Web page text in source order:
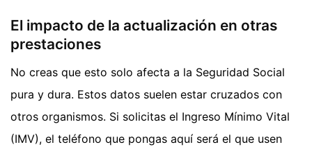
El impacto de la actualización en otras
prestaciones
No creas que esto solo afecta a la Seguridad Social
pura y dura. Estos datos suelen estar cruzados con
otros organismos. Si solicitas el Ingreso Mínimo Vital
(IMV), el teléfono que pongas aquí será el que usen